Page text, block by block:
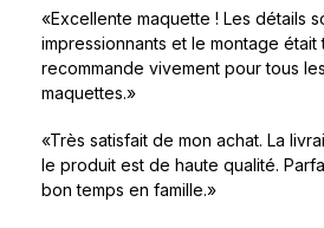
«Excellente maquette ! Les détails
impressionnants et le montage était
recommande vivement pour tous
maquettes.»
«Très satisfait de mon achat. La
le produit est de haute qualité.
bon temps en famille.»